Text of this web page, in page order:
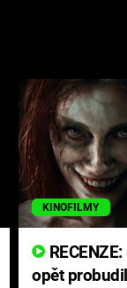
KINOFILMY
opět